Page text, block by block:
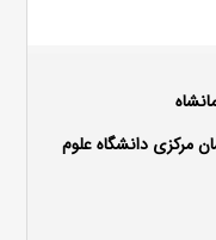
مرکزی دانشگاه علوم